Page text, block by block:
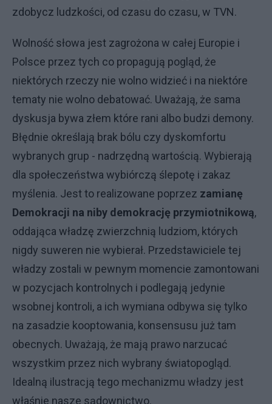
zdobycz ludzkości, od czasu do czasu, w TVN.
Wolność słowa jest zagrożona w całej Europie i
Polsce przez tych co propagują pogląd, że
niektórych rzeczy nie wolno widzieć i na niektóre
tematy nie wolno debatować. Uważają, że sama
dyskusja bywa złem które rani albo budzi demony.
Błędnie określają brak bólu czy dyskomfortu
wybranych grup - nadrzędną wartością. Wybierają
dla społeczeństwa wybiórczą ślepotę i zakaz
myślenia. Jest to realizowane poprzez zamianę
Demokracji na niby demokrację przymiotnikową,
oddająca władzę zwierzchnią ludziom, których
nigdy suweren nie wybierał. Przedstawiciele tej
władzy zostali w pewnym momencie zamontowani
w pozycjach kontrolnych i podlegają jedynie
wsobnej kontroli, a ich wymiana odbywa się tylko
na zasadzie kooptowania, konsensusu już tam
obecnych. Uważają, że mają prawo narzucać
wszystkim przez nich wybrany światopogląd.
Idealną ilustracją tego mechanizmu władzy jest
właśnie nasze sądownictwo.